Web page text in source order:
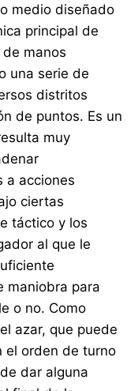
medio diseñado
principal de
manos
una serie de
distritos
de puntos. Es un
muy
a acciones
ciertas
táctico y los
al que le
maniobra para
o no. Como
azar, que puede
el orden de turno
dar alguna